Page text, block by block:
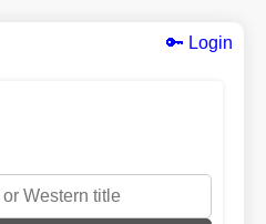
🔑 Login